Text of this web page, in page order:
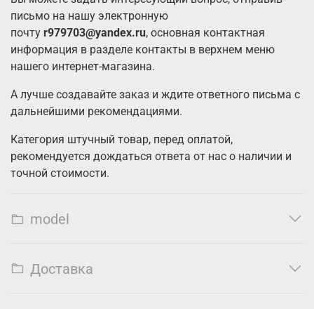
письмо на нашу электронную
почту r979703@yandex.ru, основная контактная
информация в разделе контакты в верхнем меню
нашего интернет-магазина.
А лучше создавайте заказ и ждите ответного письма с
дальнейшими рекомендациями.
Категория штучный товар, перед оплатой,
рекомендуется дождаться ответа от нас о наличии и
точной стоимости.
model
Доставка